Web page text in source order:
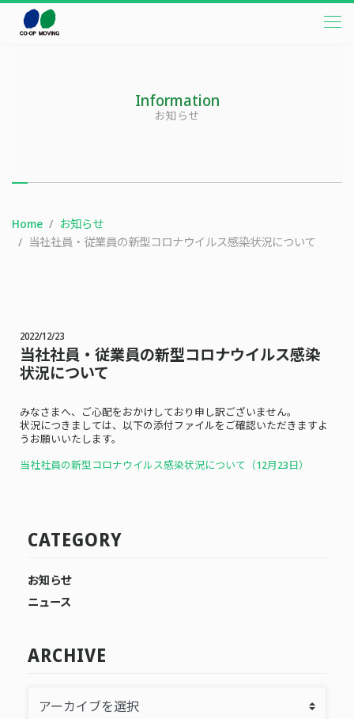
メ
本文までスキップする
Information
お知らせ
Home
お知らせ
当社社員・従業員の新型コロナウイルス感染状況について
2022/12/23
当社社員・従業員の新型コロナウイルス感染
状況について
みなさまへ、ご心配をおかけしており申し訳ございません。
状況につきましては、以下の添付ファイルをご確認いただきますよ
うお願いいたします。
当社社員の新型コロナウイルス感染状況について（12月23日）
CATEGORY
お知らせ
ニュース
ARCHIVE